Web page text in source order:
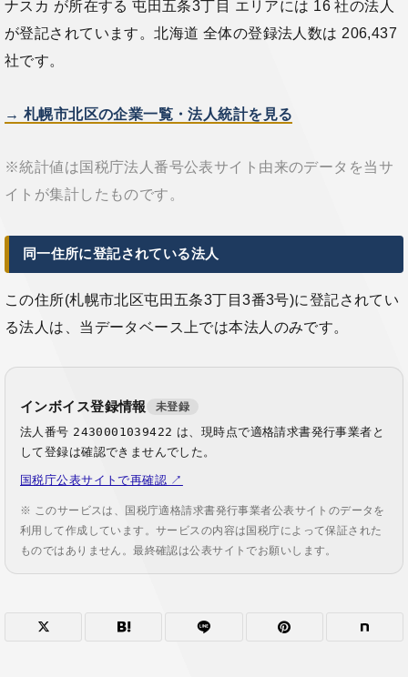
ナスカ が所在する 屯田五条3丁目 エリアには 16 社の法人
が登記されています。北海道 全体の登録法人数は 206,437
社です。
→ 札幌市北区の企業一覧・法人統計を見る
※統計値は国税庁法人番号公表サイト由来のデータを当サ
イトが集計したものです。
同一住所に登記されている法人
この住所(札幌市北区屯田五条3丁目3番3号)に登記されてい
る法人は、当データベース上では本法人のみです。
インボイス登録情報 未登録
法人番号 2430001039422 は、現時点で適格請求書発行事業者と
して登録は確認できませんでした。
国税庁公表サイトで再確認 ↗
※ このサービスは、国税庁適格請求書発行事業者公表サイトのデータを
利用して作成しています。サービスの内容は国税庁によって保証された
ものではありません。最終確認は公表サイトでお願いします。